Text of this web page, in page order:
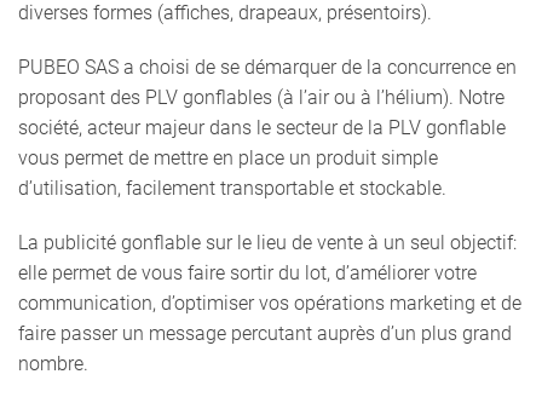
diverses formes (affiches, drapeaux, présentoirs).
PUBEO SAS a choisi de se démarquer de la concurrence en
proposant des PLV gonflables (à l’air ou à l’hélium). Notre
société, acteur majeur dans le secteur de la PLV gonflable
vous permet de mettre en place un produit simple
d’utilisation, facilement transportable et stockable.
La publicité gonflable sur le lieu de vente à un seul objectif:
elle permet de vous faire sortir du lot, d’améliorer votre
communication, d’optimiser vos opérations marketing et de
faire passer un message percutant auprès d’un plus grand
nombre.